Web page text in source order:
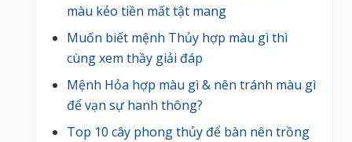
màu kẻo tiền mất tật mang
Muốn biết mệnh Thủy hợp màu gì thì
cùng xem thầy giải đáp
Mệnh Hỏa hợp màu gì & nên tránh màu gì
để vạn sự hanh thông?
Top 10 cây phong thủy để bàn nên trồng